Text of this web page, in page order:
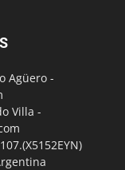
Agüero -
Villa -